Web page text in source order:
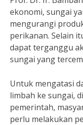
ekonomi, sungai
mengurangi
perikanan. Selain
dapat terganggu
sungai yang
Untuk mengatasi
limbah ke sungai,
pemerintah,
perlu melakukan